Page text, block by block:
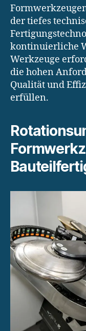
der tiefes
kontinuierliche
Werkzeuge
die hohen
Qualität und
erfüllen.